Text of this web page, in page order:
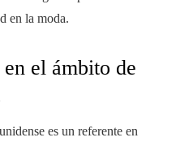
en la moda.
el ámbito de
es un referente en